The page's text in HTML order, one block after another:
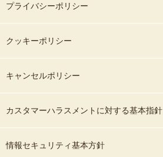
プライバシーポリシー
クッキーポリシー
キャンセルポリシー
カスタマーハラスメントに対する基本指針
情報セキュリティ基本方針